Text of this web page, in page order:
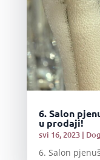
6. Salon
u prodaji!
svi 16, 2023|
6. Salon